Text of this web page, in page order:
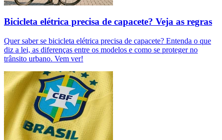
Bicicleta elétrica precisa de capacete? Veja as regras
Quer saber se bicicleta elétrica precisa de capacete? Entenda o que
diz a lei, as diferenças entre os modelos e como se proteger no
trânsito urbano. Vem ver!